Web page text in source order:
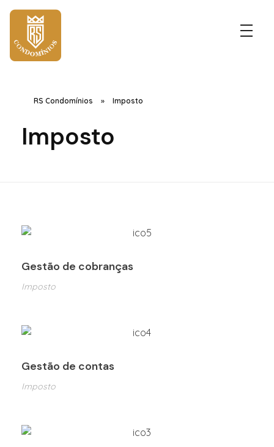
RS Condomínios » Imposto
Imposto
Gestão de cobranças
Imposto
Gestão de contas
Imposto